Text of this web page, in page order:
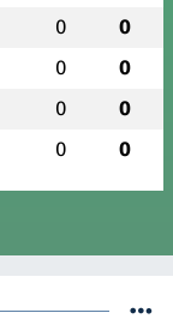
0 0
0 0
0 0
0 0